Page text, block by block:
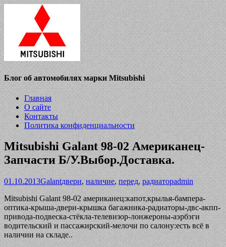
Блог об автомобилях марки Mitsubishi
Главная
О сайте
Контакты
Политика конфиденциальности
Mitsubishi Galant 98-02 Американец-
Запчасти Б/У.Выбор.Доставка.
01.10.2013Galantдвери,наличие,перед,радиаторadmin
Mitsubishi Galant 98-02 американец:капот,крылья-бампера-
оптика-крыша-двери-крышка багажника-радиаторы-двс-акпп-
привода-подвеска-стёкла-телевизор-лонжероны-аэрбэги
водительский и пассажирский-мелочи по салону:есть всё в
наличии на складе..